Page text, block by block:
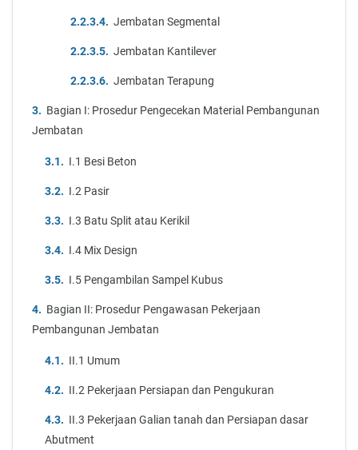
Jembatan Segmental
Jembatan Kantilever
Jembatan Terapung
Bagian I: Prosedur Pengecekan Material Pembangunan
Jembatan
I.1 Besi Beton
I.2 Pasir
I.3 Batu Split atau Kerikil
I.4 Mix Design
I.5 Pengambilan Sampel Kubus
Bagian II: Prosedur Pengawasan Pekerjaan
Pembangunan Jembatan
II.1 Umum
II.2 Pekerjaan Persiapan dan Pengukuran
II.3 Pekerjaan Galian tanah dan Persiapan dasar
Abutment